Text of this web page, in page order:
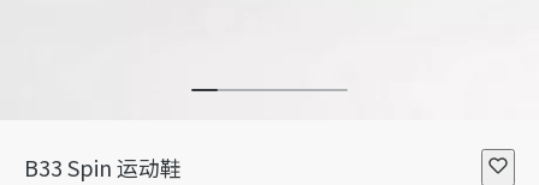
B33 Spin 运动鞋